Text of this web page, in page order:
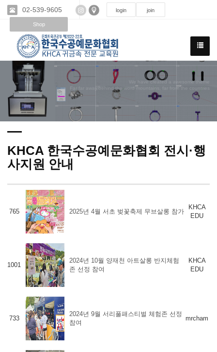
02-539-9605 login join
Shop
We have created a awesome theme
Far far away,behind the word mountains, far from the countries
KHCA 한국수공예문화협회 전시·행
사지원 안내
765 2025년 4월 서초 벚꽃축제 무브살롱 참가
KHCA
EDU
1001
2024년 10월 양재천 아트살롱 반지체험
존 선정 참여
KHCA
EDU
733
2024년 9월 서리풀패스티벌 체험존 선정
참여
mrcham